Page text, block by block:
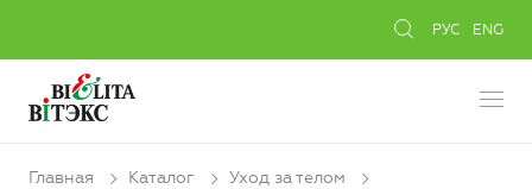
РУС ENG
Главная Каталог
Уход за телом